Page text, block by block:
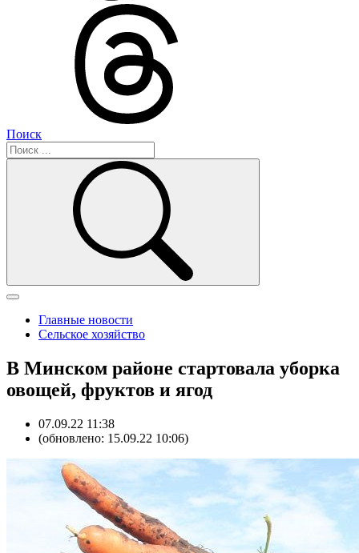
Поиск
Главные новости
Сельское хозяйство
В Минском районе стартовала уборка
овощей, фруктов и ягод
07.09.22 11:38
(обновлено: 15.09.22 10:06)